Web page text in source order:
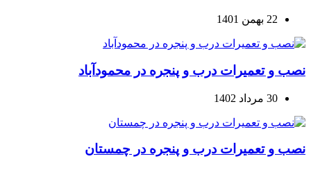
22 بهمن 1401
نصب و تعمیرات درب و پنجره در محمودآباد
30 مرداد 1402
نصب و تعمیرات درب و پنجره در چمستان